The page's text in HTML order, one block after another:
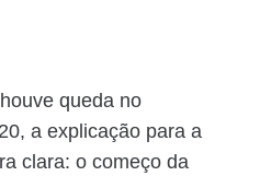
queda no
a explicação para a
clara: o começo da